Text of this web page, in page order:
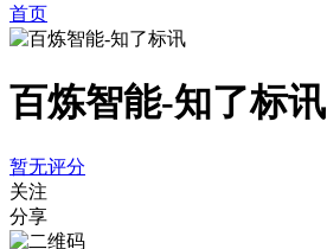
首页
百炼智能-知了标讯
暂无评分
关注
分享